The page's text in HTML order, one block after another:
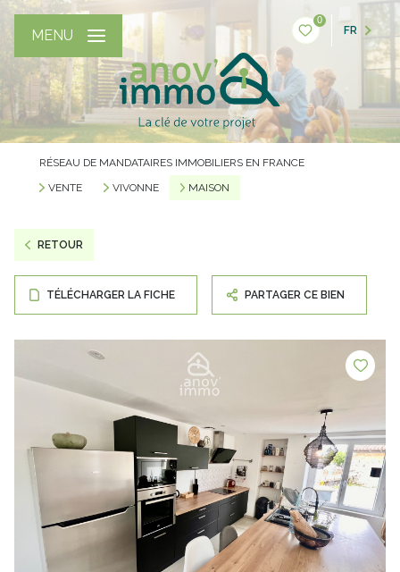
0
FR
MENU
RÉSEAU DE MANDATAIRES IMMOBILIERS EN FRANCE
VENTE
VIVONNE MAISON
RETOUR
TÉLÉCHARGER LA FICHE PARTAGER CE BIEN